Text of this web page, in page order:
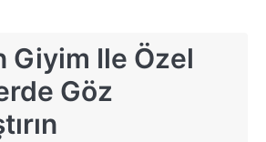
Giyim Ile Özel
Göz